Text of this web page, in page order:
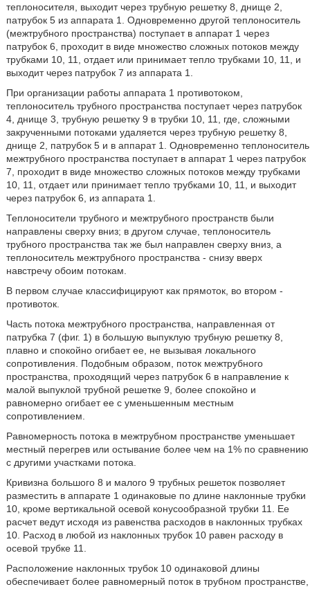
теплоносителя, выходит через трубную решетку 8, днище 2,
патрубок 5 из аппарата 1. Одновременно другой теплоноситель
(межтрубного пространства) поступает в аппарат 1 через
патрубок 6, проходит в виде множество сложных потоков между
трубками 10, 11, отдает или принимает тепло трубками 10, 11, и
выходит через патрубок 7 из аппарата 1.
При организации работы аппарата 1 противотоком,
теплоноситель трубного пространства поступает через патрубок
4, днище 3, трубную решетку 9 в трубки 10, 11, где, сложными
закрученными потоками удаляется через трубную решетку 8,
днище 2, патрубок 5 и в аппарат 1. Одновременно теплоноситель
межтрубного пространства поступает в аппарат 1 через патрубок
7, проходит в виде множество сложных потоков между трубками
10, 11, отдает или принимает тепло трубками 10, 11, и выходит
через патрубок 6, из аппарата 1.
Теплоносители трубного и межтрубного пространств были
направлены сверху вниз; в другом случае, теплоноситель
трубного пространства так же был направлен сверху вниз, а
теплоноситель межтрубного пространства - снизу вверх
навстречу обоим потокам.
В первом случае классифицируют как прямоток, во втором -
противоток.
Часть потока межтрубного пространства, направленная от
патрубка 7 (фиг. 1) в большую выпуклую трубную решетку 8,
плавно и спокойно огибает ее, не вызывая локального
сопротивления. Подобным образом, поток межтрубного
пространства, проходящий через патрубок 6 в направление к
малой выпуклой трубной решетке 9, более спокойно и
равномерно огибает ее с уменьшенным местным
сопротивлением.
Равномерность потока в межтрубном пространстве уменьшает
местный перегрев или остывание более чем на 1% по сравнению
с другими участками потока.
Кривизна большого 8 и малого 9 трубных решеток позволяет
разместить в аппарате 1 одинаковые по длине наклонные трубки
10, кроме вертикальной осевой конусообразной трубки 11. Ее
расчет ведут исходя из равенства расходов в наклонных трубках
10. Расход в любой из наклонных трубок 10 равен расходу в
осевой трубке 11.
Расположение наклонных трубок 10 одинаковой длины
обеспечивает более равномерный поток в трубном пространстве,